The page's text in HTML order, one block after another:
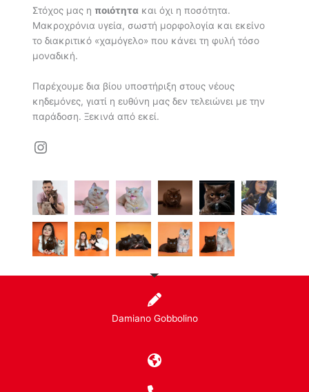
Στόχος μας η ποιότητα και όχι η ποσότητα.
Μακροχρόνια υγεία, σωστή μορφολογία και εκείνο
το διακριτικό «χαμόγελο» που κάνει τη φυλή τόσο
μοναδική.
Παρέχουμε δια βίου υποστήριξη στους νέους
κηδεμόνες, γιατί η ευθύνη μας δεν τελειώνει με την
παράδοση. Ξεκινά από εκεί.
Instagram
Damiano Gobbolino